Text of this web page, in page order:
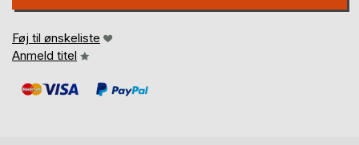
Føj til ønskeliste
Anmeld titel